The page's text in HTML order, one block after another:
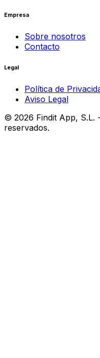
Empresa
Sobre nosotros
Contacto
Legal
Política de
Aviso Legal
© 2026 Findit App, S.L.
reservados.